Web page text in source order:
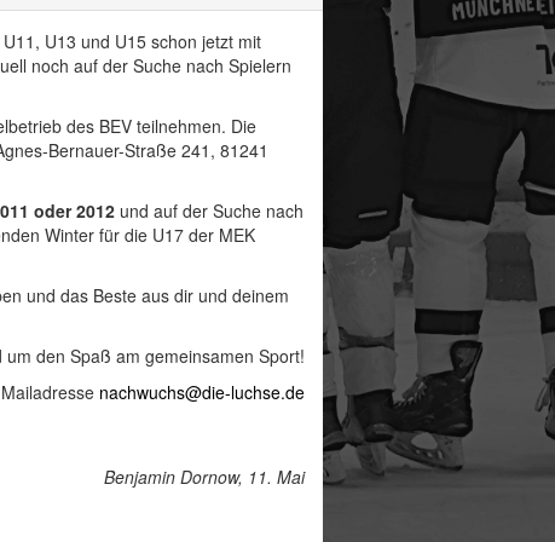
U13 und U15 schon jetzt mit
noch auf der Suche nach Spielern
des BEV teilnehmen. Die
Bernauer-Straße 241, 81241
oder 2012 und auf der Suche nach
Winter für die U17 der MEK
und das Beste aus dir und deinem
um den Spaß am gemeinsamen Sport!
nachwuchs@die-luchse.de
Benjamin Dornow, 11. Mai